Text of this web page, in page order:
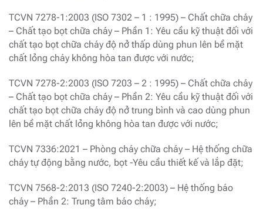
TCVN 7278-1:2003 (ISO 7302 – 1 : 1995) – Chất chữa cháy
– Chất tạo bọt chữa cháy – Phần 1: Yêu cầu kỹ thuật đối với
chất tạo bọt chữa cháy độ nở thấp dùng phun lên bề mặt
chất lỏng cháy không hòa tan được với nước;
TCVN 7278-2:2003 (ISO 7203 – 2 : 1995) – Chất chữa cháy
– Chất tạo bọt chữa cháy – Phần 2: Yêu cầu kỹ thuật đối với
chất tạo bọt chữa cháy độ nở trung bình và cao dùng phun
lên bề mặt chất lỏng không hòa tan được với nước;
TCVN 7336:2021 – Phòng cháy chữa cháy – Hệ thống chữa
cháy tự động bằng nước, bọt -Yêu cầu thiết kế và lắp đặt;
TCVN 7568-2:2013 (ISO 7240-2:2003) – Hệ thống báo
cháy – Phần 2: Trung tâm báo cháy;